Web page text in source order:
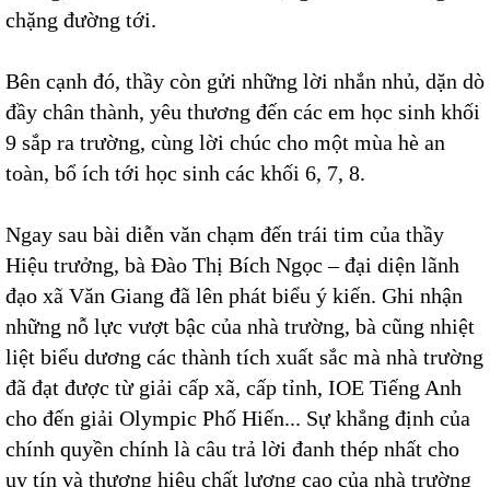
chặng đường tới.
Bên cạnh đó, thầy còn gửi những lời nhắn nhủ, dặn dò
đầy chân thành, yêu thương đến các em học sinh khối
9 sắp ra trường, cùng lời chúc cho một mùa hè an
toàn, bổ ích tới học sinh các khối 6, 7, 8.
Ngay sau bài diễn văn chạm đến trái tim của thầy
Hiệu trưởng, bà Đào Thị Bích Ngọc – đại diện lãnh
đạo xã Văn Giang đã lên phát biểu ý kiến. Ghi nhận
những nỗ lực vượt bậc của nhà trường, bà cũng nhiệt
liệt biểu dương các thành tích xuất sắc mà nhà trường
đã đạt được từ giải cấp xã, cấp tỉnh, IOE Tiếng Anh
cho đến giải Olympic Phố Hiến... Sự khẳng định của
chính quyền chính là câu trả lời đanh thép nhất cho
uy tín và thương hiệu chất lượng cao của nhà trường